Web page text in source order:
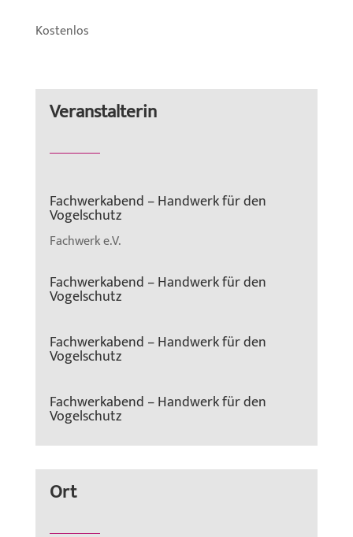
Kostenlos
Veranstalterin
Fachwerkabend – Handwerk für den
Vogelschutz
Fachwerk e.V.
Fachwerkabend – Handwerk für den
Vogelschutz
Fachwerkabend – Handwerk für den
Vogelschutz
Fachwerkabend – Handwerk für den
Vogelschutz
Ort